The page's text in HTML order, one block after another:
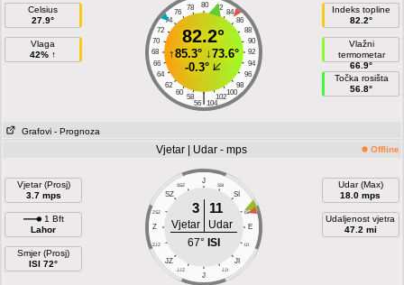
Celsius
27.9°
Vlaga
42% ↑
80
78 82
76
84
74
86
72
88
70
90
68
92
66
94
64
96
62
98
60
100
58 102
|
56 104
82.2°
↑85.3°↓73.6°
-0.3°
Indeks topline
82.2°
Vlažni
termometar
66.9°
Točka rosišta
56.8°
Grafovi - Prognoza
Vjetar | Udar - mps Offline
Vjetar (Prosj)
3.7 mps
1 Bft
Lahor
Smjer (Prosj)
ISI 72°
J
SSZ SSI
SZ SI
ZSZ ISI
Z E
ZJZ IJI
JZ JI
JJZ JJI
J
3 11
Vjetar
Udar
67° ISI
Udar (Max)
18.0 mps
Udaljenost vjetra
47.2 mi